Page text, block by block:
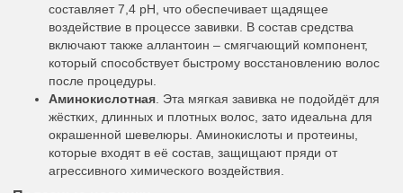
составляет 7,4 pH, что обеспечивает щадящее
воздействие в процессе завивки. В состав средства
включают также аллантоин – смягчающий компонент,
который способствует быстрому восстановлению волос
после процедуры.
Аминокислотная . Эта мягкая завивка не подойдёт для
жёстких, длинных и плотных волос, зато идеальна для
окрашенной шевелюры. Аминокислоты и протеины,
которые входят в её состав, защищают пряди от
агрессивного химического воздействия.